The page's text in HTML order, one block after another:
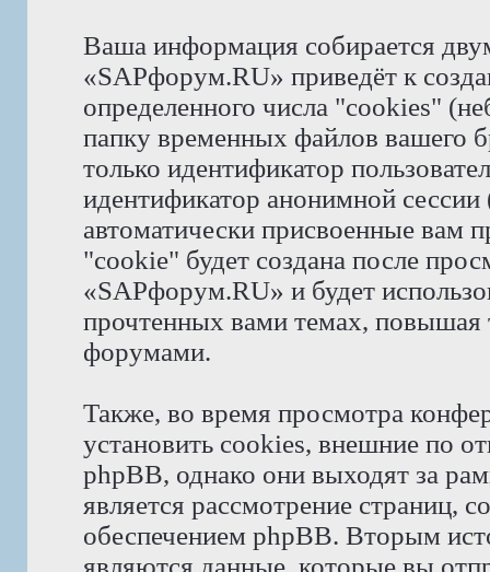
Ваша информация собирается
«SAPфорум.RU» приведёт к
определенного числа "cookies"
папку временных файлов вашего
только идентификатор
идентификатор анонимной
автоматически присвоенные вам
"cookie" будет создана после
«SAPфорум.RU» и будет
прочтенных вами темах, повышая
форумами.
Также, во время просмотра
установить cookies, внешние по
phpBB, однако они выходят за
является рассмотрение страниц,
обеспечением phpBB. Вторым
являются данные, которые вы